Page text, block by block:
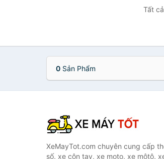
Tất
0 Sản Phẩm
XeMayTot.com chuyên cung cấp
số, xe côn tay, xe moto, xe môtô,